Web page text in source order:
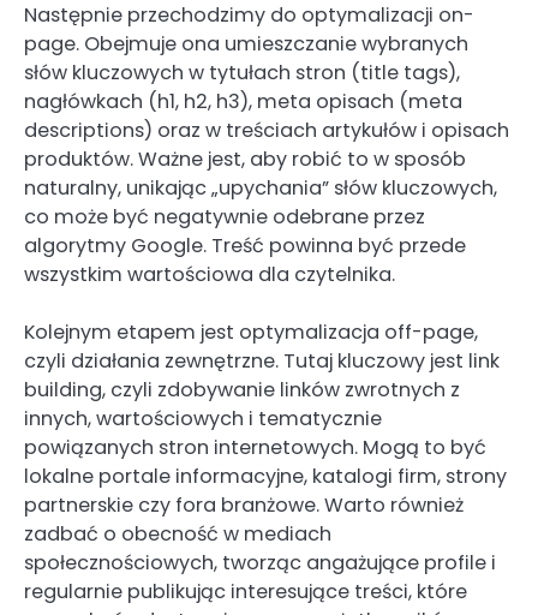
Następnie przechodzimy do optymalizacji on-
page. Obejmuje ona umieszczanie wybranych
słów kluczowych w tytułach stron (title tags),
nagłówkach (h1, h2, h3), meta opisach (meta
descriptions) oraz w treściach artykułów i opisach
produktów. Ważne jest, aby robić to w sposób
naturalny, unikając „upychania” słów kluczowych,
co może być negatywnie odebrane przez
algorytmy Google. Treść powinna być przede
wszystkim wartościowa dla czytelnika.
Kolejnym etapem jest optymalizacja off-page,
czyli działania zewnętrzne. Tutaj kluczowy jest link
building, czyli zdobywanie linków zwrotnych z
innych, wartościowych i tematycznie
powiązanych stron internetowych. Mogą to być
lokalne portale informacyjne, katalogi firm, strony
partnerskie czy fora branżowe. Warto również
zadbać o obecność w mediach
społecznościowych, tworząc angażujące profile i
regularnie publikując interesujące treści, które